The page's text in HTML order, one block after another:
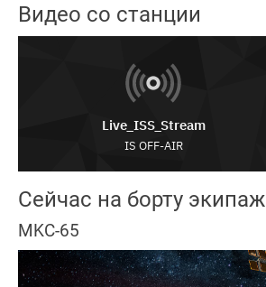
Видео со станции
Сейчас на борту экипаж
MKC-65